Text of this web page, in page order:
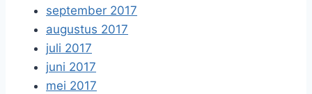
september 2017
augustus 2017
juli 2017
juni 2017
mei 2017